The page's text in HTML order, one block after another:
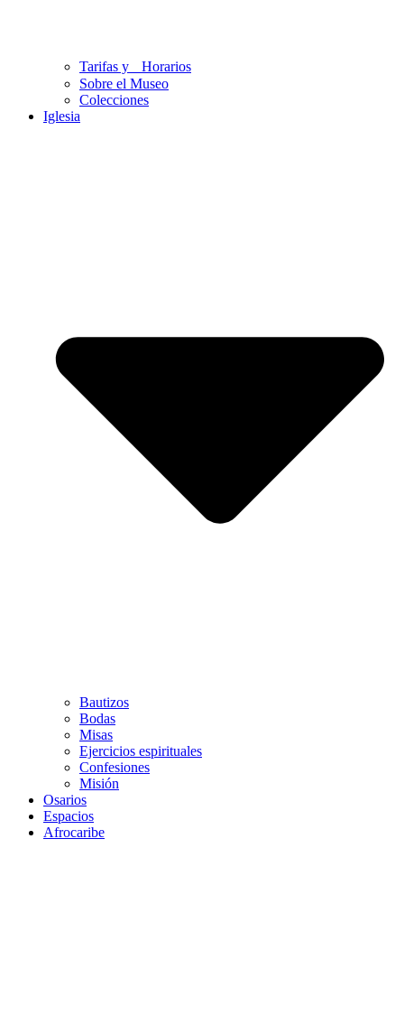
Tarifas y Horarios
Sobre el Museo
Colecciones
Iglesia
Bautizos
Bodas
Misas
Ejercicios espirituales
Confesiones
Misión
Osarios
Espacios
Afrocaribe